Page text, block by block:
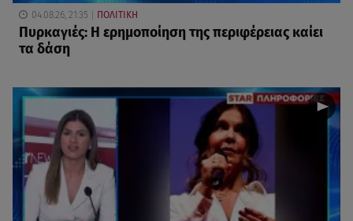
04.08.26, 21:35 ΠΟΛΙΤΙΚΗ
Πυρκαγιές: Η ερημοποίηση της περιφέρειας καίει
τα δάση